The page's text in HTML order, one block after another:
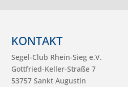
KONTAKT
Segel-Club Rhein-Sieg e.V.
Gottfried-Keller-Straße 7
53757 Sankt Augustin